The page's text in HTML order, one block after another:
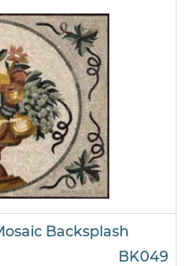
Backsplash
BK049